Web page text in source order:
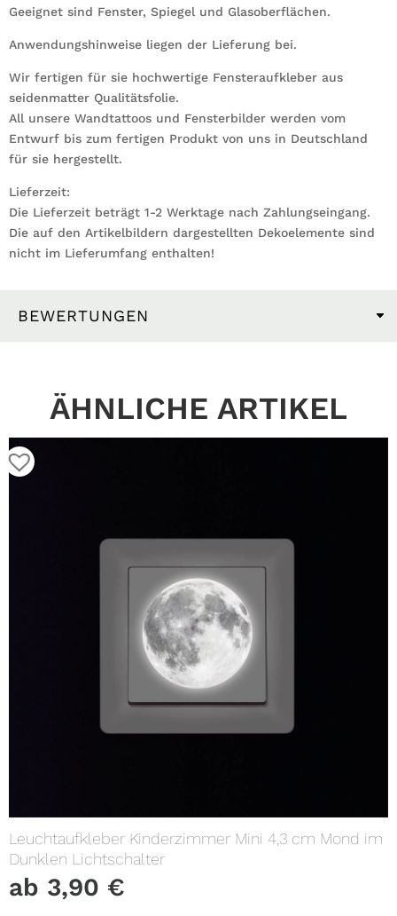
Geeignet sind Fenster, Spiegel und Glasoberflächen.
Anwendungshinweise liegen der Lieferung bei.
Wir fertigen für sie hochwertige Fensteraufkleber aus
seidenmatter Qualitätsfolie.
All unsere Wandtattoos und Fensterbilder werden vom
Entwurf bis zum fertigen Produkt von uns in Deutschland
für sie hergestellt.
Lieferzeit:
Die Lieferzeit beträgt 1-2 Werktage nach Zahlungseingang.
Die auf den Artikelbildern dargestellten Dekoelemente sind
nicht im Lieferumfang enthalten!
BEWERTUNGEN
ÄHNLICHE ARTIKEL
Leuchtaufkleber Kinderzimmer Mini 4,3 cm Mond im
Dunklen Lichtschalter
ab 3,90 €